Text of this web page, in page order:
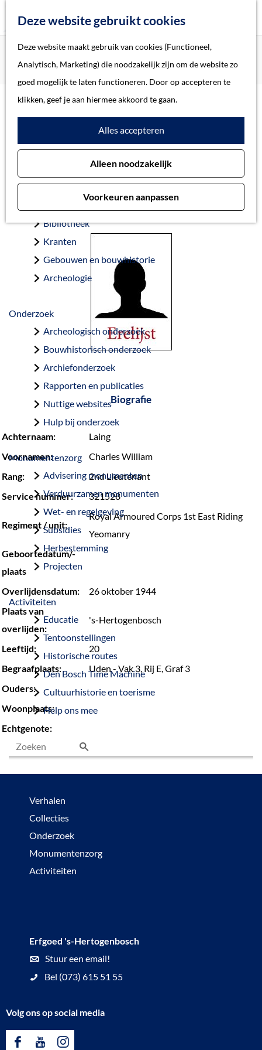
Deze website gebruikt cookies
Deze website maakt gebruik van cookies (Functioneel,
Analytisch, Marketing) die noodzakelijk zijn om de website zo
goed mogelijk te laten functioneren. Door op accepteren te
klikken, geef je aan hiermee akkoord te gaan.
Alles accepteren
Alleen noodzakelijk
Voorkeuren aanpassen
k
e
Home
Verhalen
Thema
Soort object
Collecties
Beeld en geluid
Bibliotheek
Kranten
Gebouwen en bouwhistorie
Archeologie
Onderzoek
Archeologisch onderzoek
Bouwhistorisch onderzoek
Archiefonderzoek
Rapporten en publicaties
Nuttige websites
Hulp bij onderzoek
Monumentenzorg
Advisering monumenten
Verduurzamen monumenten
Wet- en regelgeving
Subsidies
Herbestemming
Projecten
Activiteiten
Educatie
Tentoonstellingen
Historische routes
Den Bosch Time Machine
Cultuurhistorie en toerisme
Help ons mee
n
Home
Oorlogsslachtoffers 's-Hertogenbosch
Laing, Charles William (2nd Lt.)
Laing, Charles William
(2nd Lt.)
Biografie
Achternaam:
Laing
Voornamen:
Charles William
Rang:
2nd Lieutenant
Service nummer:
321528
Regiment / unit:
Royal Armoured Corps 1st East Riding
Yeomanry
Geboortedatum/-
plaats
Overlijdensdatum:
26 oktober 1944
Plaats van
overlijden:
's-Hertogenbosch
Leeftijd:
20
Begraafplaats:
Uden - Vak 3, Rij E, Graf 3
Ouders:
Woonplaats:
Echtgenote:
Verhalen
Collecties
Onderzoek
Monumentenzorg
Activiteiten
Erfgoed 's-Hertogenbosch
Stuur een email!
Bel (073) 615 51 55
Volg ons op social media